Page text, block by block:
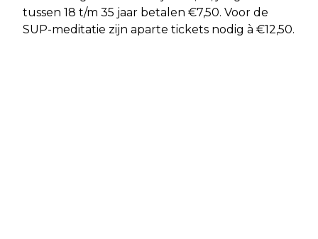
tussen 18 t/m 35 jaar betalen €7,50. Voor de
SUP-meditatie zijn aparte tickets nodig à €12,50.